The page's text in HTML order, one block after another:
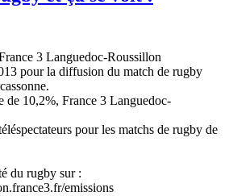
3 Languedoc-Roussillon
pour la diffusion du match de rugby
de 10,2%, France 3 Languedoc-
pour les matchs de rugby de
du rugby sur :
emissions